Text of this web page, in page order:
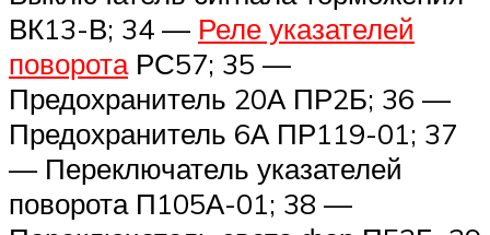
ВК13-В; 34 — Реле указателей
поворотаРС57; 35 —
Предохранитель 20А ПР2Б; 36 —
Предохранитель 6А ПР119-01; 37
— Переключатель указателей
поворота П105А-01; 38 —